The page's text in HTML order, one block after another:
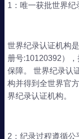
1：唯一获批世界纪
世界纪录认证机构
册号:10120392）
保障。 世界纪录认
构并得到全世界官
界纪录认证机构。
2：纪录过程遵循